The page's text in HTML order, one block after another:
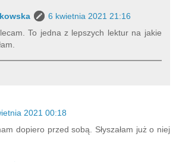
6 kwietnia 2021 21:16
To jedna z lepszych lektur na jakie
2021 00:18
dopiero przed sobą. Słyszałam już o niej